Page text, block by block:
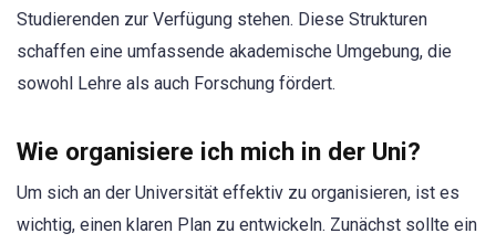
Studierenden zur Verfügung stehen. Diese Strukturen
schaffen eine umfassende akademische Umgebung, die
sowohl Lehre als auch Forschung fördert.
Wie organisiere ich mich in der Uni?
Um sich an der Universität effektiv zu organisieren, ist es
wichtig, einen klaren Plan zu entwickeln. Zunächst sollte ein